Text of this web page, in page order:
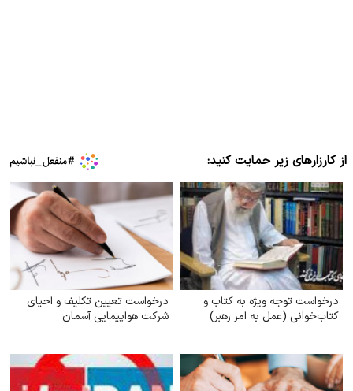
از کارزارهای زیر حمایت کنید:
درخواست توجه ویژه به کتاب و
کتاب‌خوانی (عمل به امر رهبر)
درخواست تعیین تکلیف و احیای
شرکت هواپیمایی آسمان